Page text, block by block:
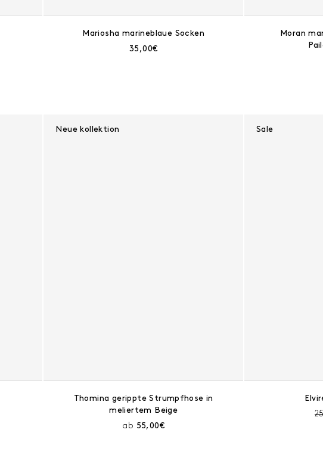
Mariosha marineblaue Socken
Aktueller Preis:
35,00€
Moran
Neue kollektion
Thomina gerippte Strumpfhose in
meliertem Beige
ab Aktueller Preis:
55,00€
Sale